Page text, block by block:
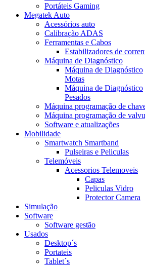
Portáteis Gaming
Megatek Auto
Acessórios auto
Calibração ADAS
Ferramentas e Cabos
Estabilizadores de
Máquina de Diagnóstico
Máquina de Diagnóstico
Motas
Máquina de Diagnóstico
Pesados
Máquina programação de
Máquina programação de
Software e atualizações
Mobilidade
Smartwatch Smartband
Pulseiras e Peliculas
Telemóveis
Acessorios Telemoveis
Capas
Peliculas Vidro
Protector Camera
Simulação
Software
Software gestão
Usados
Desktop´s
Portateis
Tablet´s